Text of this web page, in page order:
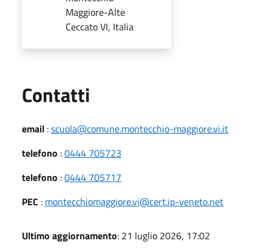
Maggiore-Alte
Ceccato VI, Italia
Contatti
email :scuola@comune.montecchio-maggiore.vi.it
telefono :0444 705723
telefono :0444 705717
PEC : montecchiomaggiore.vi@cert.ip-veneto.net
Ultimo aggiornamento: 21 luglio 2026, 17:02